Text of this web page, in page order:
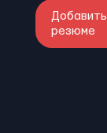
Добавить
резюме